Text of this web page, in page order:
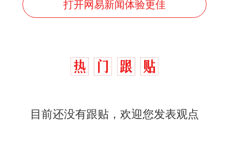
打开网易新闻体验更佳
目前还没有跟贴，欢迎您发表观点